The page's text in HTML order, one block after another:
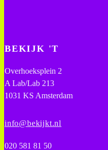
BEKIJK 'T
Overhoeksplein 2
A Lab/Lab 213
1031 KS Amsterdam
info@bekijkt.nl
020 581 81 50